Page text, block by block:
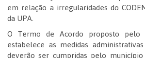
em relação a irregularidades do
da UPA.
O Termo de Acordo proposto pelo
estabelece as medidas